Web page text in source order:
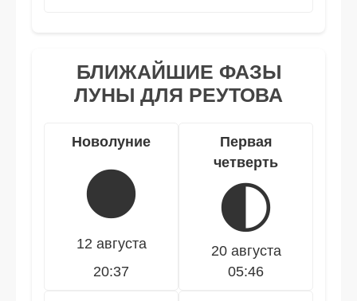
БЛИЖАЙШИЕ ФАЗЫ
ЛУНЫ ДЛЯ РЕУТОВА
Новолуние
🌑
12 августа
20:37
Первая
четверть
🌓
20 августа
05:46